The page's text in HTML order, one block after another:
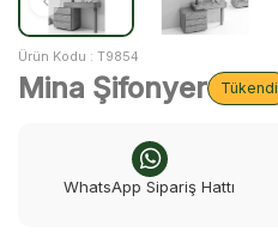
Ürün Kodu : T9854
Mina Şifonyer Tükendi
WhatsApp Sipariş Hattı